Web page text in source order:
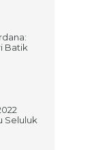
Batik
Seluluk